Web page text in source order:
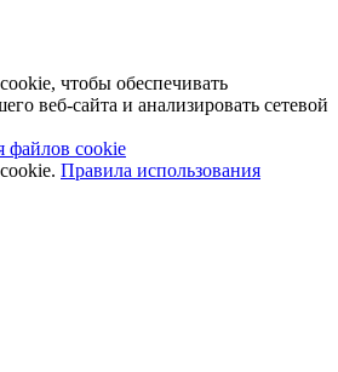
чтобы обеспечивать
веб-сайта и анализировать сетевой
файлов cookie
Правила использования